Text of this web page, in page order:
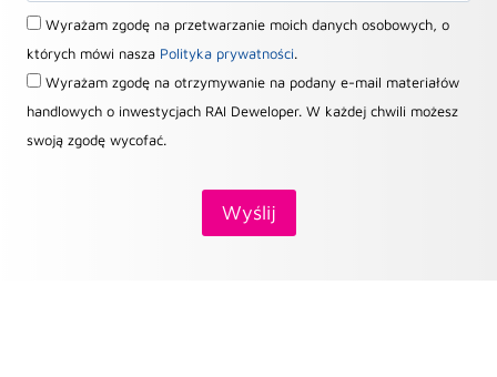
Wyrażam zgodę na przetwarzanie moich danych osobowych, o
których mówi nasza Polityka prywatności.
Wyrażam zgodę na otrzymywanie na podany e-mail materiałów
handlowych o inwestycjach RAI Deweloper. W każdej chwili możesz
swoją zgodę wycofać.